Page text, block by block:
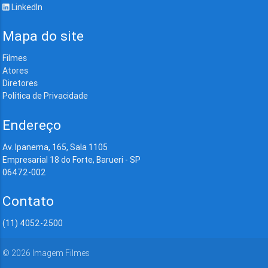
LinkedIn
Mapa do site
Filmes
Atores
Diretores
Política de Privacidade
Endereço
Av. Ipanema, 165, Sala 1105
Empresarial 18 do Forte, Barueri - SP
06472-002
Contato
(11) 4052-2500
© 2026 Imagem Filmes